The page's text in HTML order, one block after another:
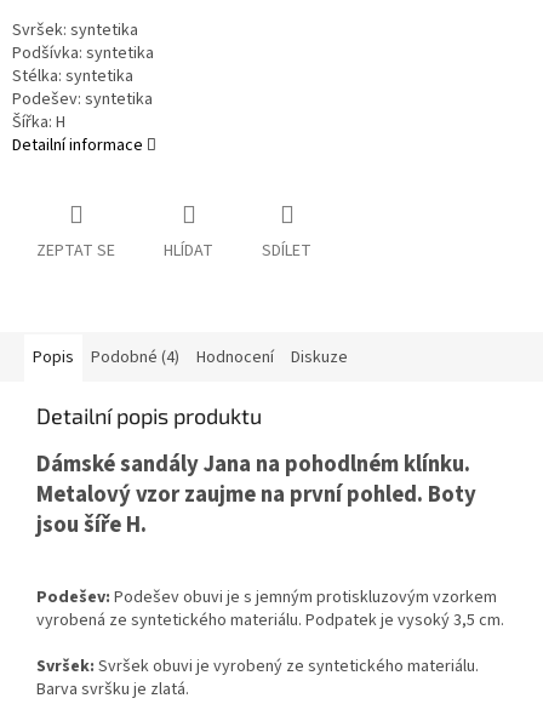
Svršek: syntetika
Podšívka: syntetika
Stélka: syntetika
Podešev: syntetika
Šířka: H
Detailní informace
ZEPTAT SE HLÍDAT SDÍLET
Popis Podobné (4) Hodnocení Diskuze
Detailní popis produktu
Dámské sandály Jana na pohodlném klínku.
Metalový vzor zaujme na první pohled. Boty
jsou šíře H.
Podešev: Podešev obuvi je s jemným protiskluzovým vzorkem
vyrobená ze syntetického materiálu. Podpatek je vysoký 3,5 cm.
Svršek: Svršek obuvi je vyrobený ze syntetického materiálu.
Barva svršku je zlatá.